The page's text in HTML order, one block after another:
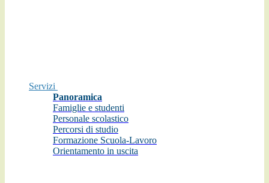
Servizi
Panoramica
Famiglie e studenti
Personale scolastico
Percorsi di studio
Formazione Scuola-Lavoro
Orientamento in uscita